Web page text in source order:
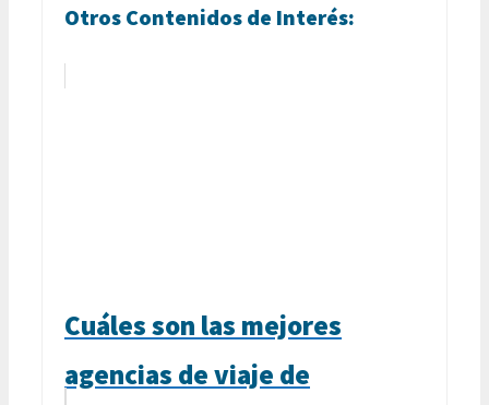
Otros Contenidos de Interés:
Cuáles son las mejores
agencias de viaje de